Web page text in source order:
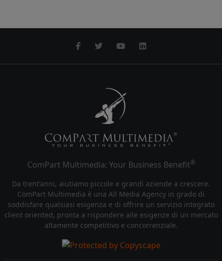
ComPart Multimedia: Your Business Benefit®
Da trent'anni, aiutiamo piccole e grandi aziende a crescere.
ComPart Multimedia è una All Media Agency in grado di
soddisfare qualsiasi esigenza e di offrire un servizio integrato
client oriented, pronta a rispondere alle esigenze di un mercato
altamente competitivo e concorrenziale.